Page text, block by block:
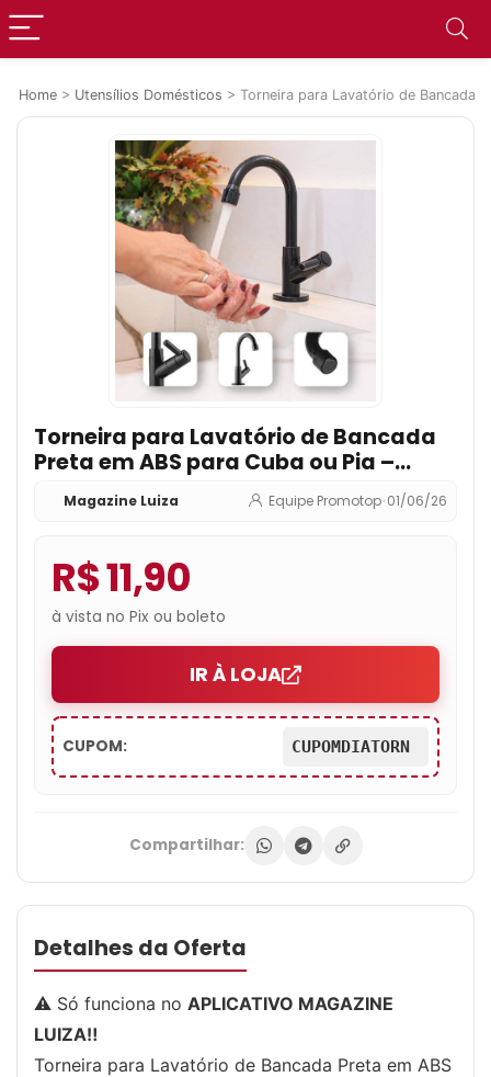
Home > Utensílios Domésticos > Torneira para Lavatório de Bancada
Torneira para Lavatório de Bancada
Preta em ABS para Cuba ou Pia –
Aromatec
Magazine Luiza Equipe Promotop•01/06/26
R$ 11,90
à vista no Pix ou boleto
IR À LOJA
CUPOM: CUPOMDIATORN
Compartilhar:
Detalhes da Oferta
⚠️ Só funciona no APLICATIVO MAGAZINE
LUIZA‼️
Torneira para Lavatório de Bancada Preta em ABS